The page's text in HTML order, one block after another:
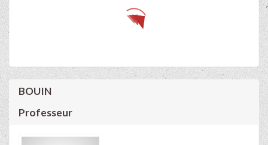
BOUIN
Professeur